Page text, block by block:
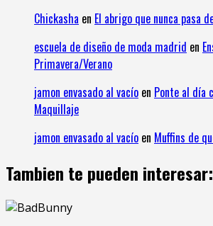
Chickasha en El abrigo que nunca pasa
escuela de diseño de moda madrid en
Primavera/Verano
jamon envasado al vacío en Ponte al día
Maquillaje
jamon envasado al vacío en Muffins de
Tambien te pueden interesar: